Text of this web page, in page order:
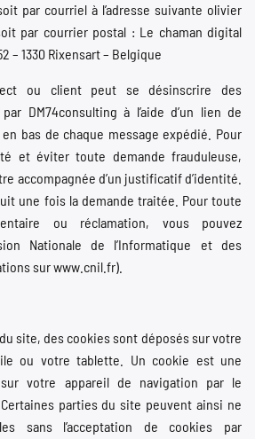
par courriel à l’adresse suivante olivier
par courrier postal : Le chaman digital
– 1330 Rixensart – Belgique
ou client peut se désinscrire des
DM74consulting à l’aide d’un lien de
bas de chaque message expédié. Pour
et éviter toute demande frauduleuse,
accompagnée d’un justificatif d’identité.
une fois la demande traitée. Pour toute
ou réclamation, vous pouvez
Nationale de l’Informatique et des
sur www.cnil.fr).
site, des cookies sont déposés sur votre
ou votre tablette. Un cookie est une
votre appareil de navigation par le
parties du site peuvent ainsi ne
sans l’acceptation de cookies par